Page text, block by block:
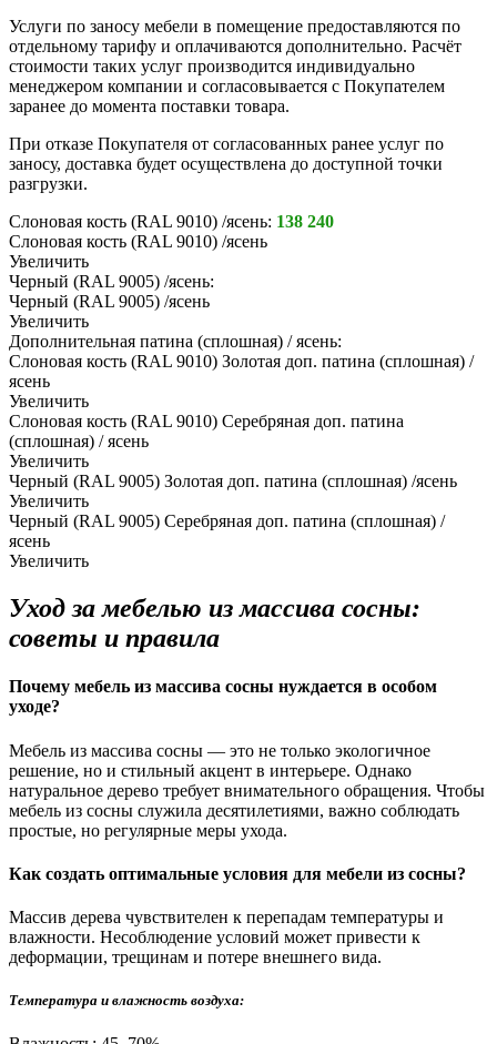
Услуги по заносу мебели в помещение предоставляются по
отдельному тарифу и оплачиваются дополнительно. Расчёт
стоимости таких услуг производится индивидуально
менеджером компании и согласовывается с Покупателем
заранее до момента поставки товара.
При отказе Покупателя от согласованных ранее услуг по
заносу, доставка будет осуществлена до доступной точки
разгрузки.
Слоновая кость (RAL 9010) /ясень: 138 240
Слоновая кость (RAL 9010) /ясень
Увеличить
Черный (RAL 9005) /ясень:
Черный (RAL 9005) /ясень
Увеличить
Дополнительная патина (сплошная) / ясень:
Слоновая кость (RAL 9010) Золотая доп. патина (сплошная) /
ясень
Увеличить
Слоновая кость (RAL 9010) Серебряная доп. патина
(сплошная) / ясень
Увеличить
Черный (RAL 9005) Золотая доп. патина (сплошная) /ясень
Увеличить
Черный (RAL 9005) Серебряная доп. патина (сплошная) /
ясень
Увеличить
Уход за мебелью из массива сосны:
советы и правила
Почему мебель из массива сосны нуждается в особом
уходе?
Мебель из массива сосны — это не только экологичное
решение, но и стильный акцент в интерьере. Однако
натуральное дерево требует внимательного обращения. Чтобы
мебель из сосны служила десятилетиями, важно соблюдать
простые, но регулярные меры ухода.
Как создать оптимальные условия для мебели из сосны?
Массив дерева чувствителен к перепадам температуры и
влажности. Несоблюдение условий может привести к
деформации, трещинам и потере внешнего вида.
Температура и влажность воздуха: